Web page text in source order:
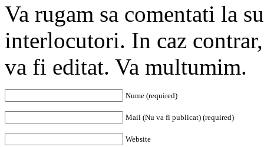
Va rugam sa comentati la
interlocutori. In caz
va fi editat. Va multumim.
Nume (required)
Mail (Nu va fi publicat) (required)
Website